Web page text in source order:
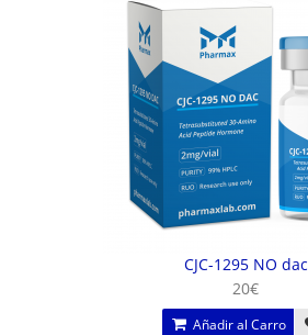
CJC-1295 NO dac
20€
Añadir al Carro